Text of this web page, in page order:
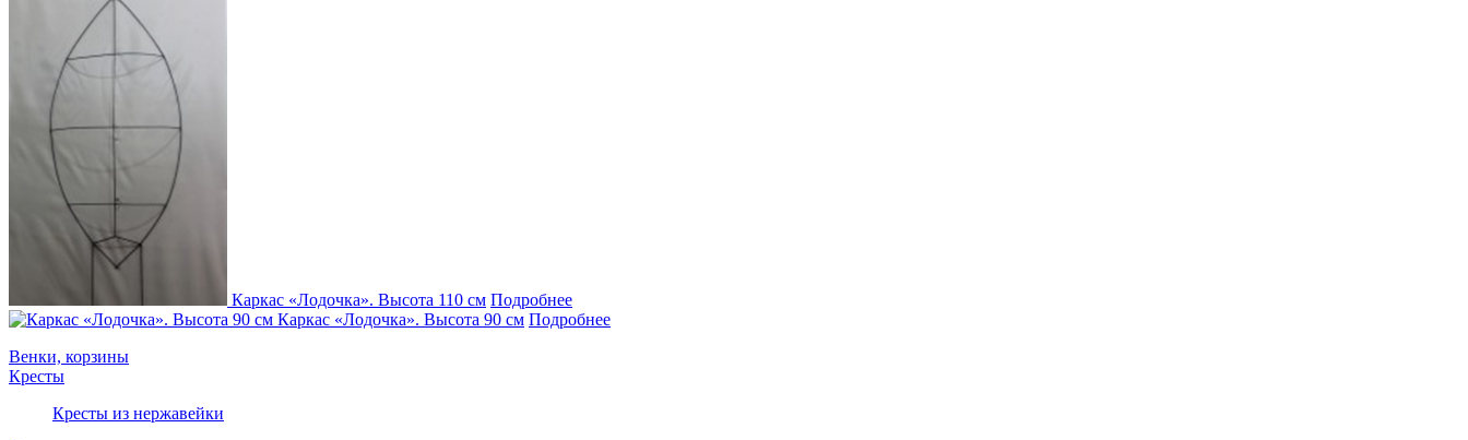
Каркас «Лодочка». Высота 110 см Подробнее
Каркас «Лодочка». Высота 90 см Подробнее
Венки, корзины
Кресты
Кресты из нержавейки